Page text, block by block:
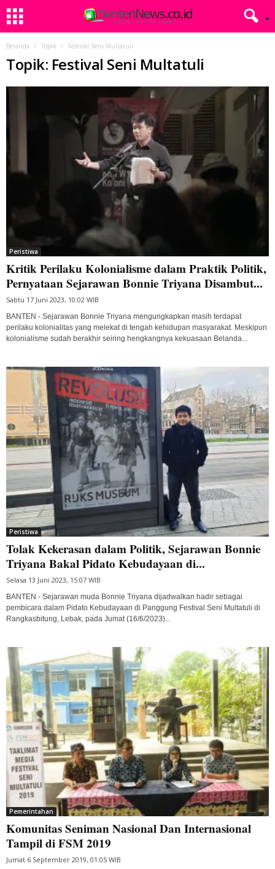
Beranda Topik Festival Seni Multatuli
Topik: Festival Seni Multatuli
Peristiwa
Kritik Perilaku Kolonialisme dalam Praktik Politik,
Pernyataan Sejarawan Bonnie Triyana Disambut...
Sabtu 17 Juni 2023, 10:02 WIB
BANTEN - Sejarawan Bonnie Triyana mengungkapkan masih terdapat
perilaku kolonialitas yang melekat di tengah kehidupan masyarakat. Meskipun
kolonialisme sudah berakhir seiring hengkangnya kekuasaan Belanda...
Peristiwa
Tolak Kekerasan dalam Politik, Sejarawan Bonnie
Triyana Bakal Pidato Kebudayaan di...
Selasa 13 Juni 2023, 15:07 WIB
BANTEN - Sejarawan muda Bonnie Triyana dijadwalkan hadir sebagai
pembicara dalam Pidato Kebudayaan di Panggung Festival Seni Multatuli di
Rangkasbitung, Lebak, pada Jumat (16/6/2023)...
Pemerintahan
Komunitas Seniman Nasional Dan Internasional
Tampil di FSM 2019
Jumat 6 September 2019, 01:05 WIB